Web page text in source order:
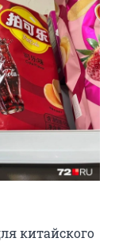
китайского